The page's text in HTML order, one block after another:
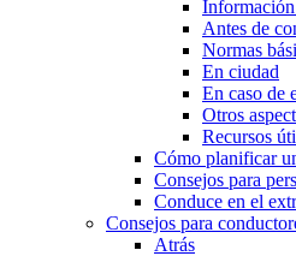
Información
Antes de
Normas
En ciudad
En caso de
Otros
Recursos
Cómo planificar
Consejos para
Conduce en el
Consejos para
Atrás